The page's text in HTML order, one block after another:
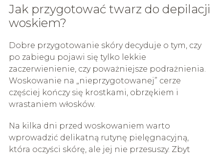
Jak przygotować twarz do depilacji
woskiem?
Dobre przygotowanie skóry decyduje o tym, czy
po zabiegu pojawi się tylko lekkie
zaczerwienienie, czy poważniejsze podrażnienia.
Woskowanie na „nieprzygotowanej” cerze
częściej kończy się krostkami, obrzękiem i
wrastaniem włosków.
Na kilka dni przed woskowaniem warto
wprowadzić delikatną rutynę pielęgnacyjną,
która oczyści skórę, ale jej nie przesuszy. Zbyt